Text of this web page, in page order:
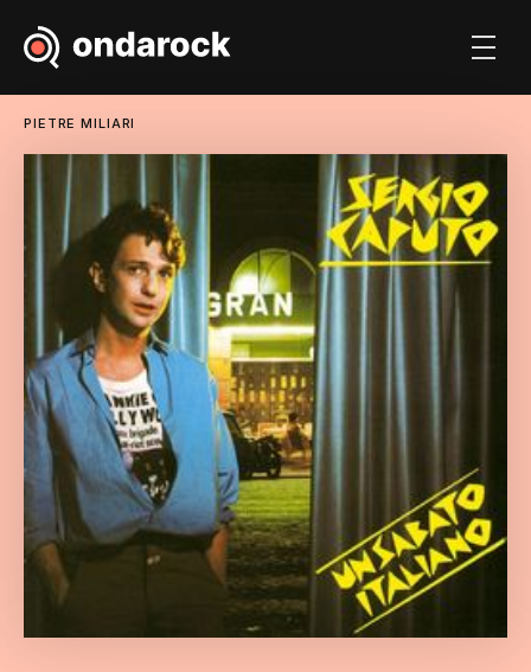
PIETRE MILIARI